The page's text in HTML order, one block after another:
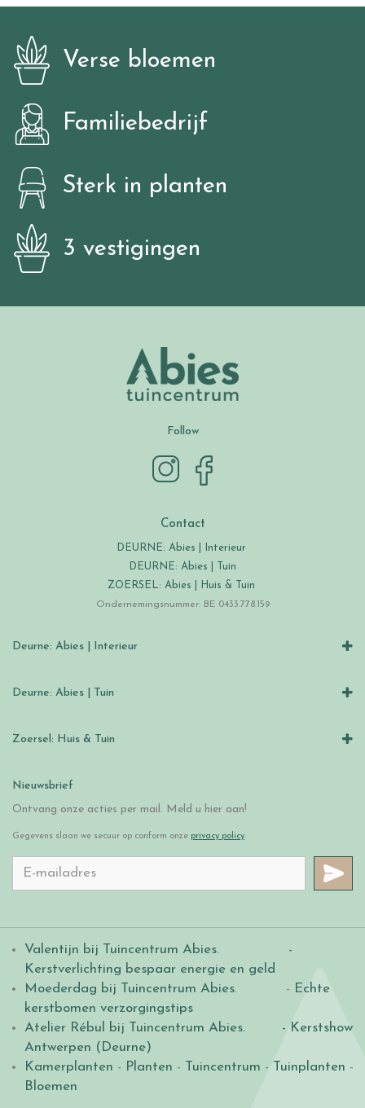
Verse bloemen
Familiebedrijf
Sterk in planten
3 vestigingen
Follow
Contact
DEURNE: Abies | Interieur
DEURNE: Abies | Tuin
ZOERSEL: Abies | Huis & Tuin
Ondernemingsnummer: BE 0433.778.159
Deurne: Abies | Interieur
Deurne: Abies | Tuin
Zoersel: Huis & Tuin
Nieuwsbrief
Ontvang onze acties per mail. Meld u hier aan!
Gegevens slaan we secuur op conform onze privacy policy.
Valentijn bij Tuincentrum Abies.
-
Kerstverlichting bespaar energie en geld
Moederdag bij Tuincentrum Abies. - Echte
kerstbomen verzorgingstips
Atelier Rébul bij Tuincentrum Abies.
- Kerstshow
Antwerpen (Deurne)
Kamerplanten - Planten - Tuincentrum - Tuinplanten -
Bloemen